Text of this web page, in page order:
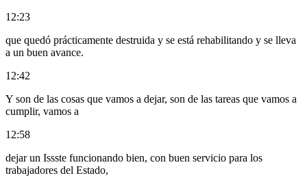
12:23
que quedó prácticamente destruida y se está rehabilitando y se lleva
a un buen avance.
12:42
Y son de las cosas que vamos a dejar, son de las tareas que vamos a
cumplir, vamos a
12:58
dejar un Issste funcionando bien, con buen servicio para los
trabajadores del Estado,